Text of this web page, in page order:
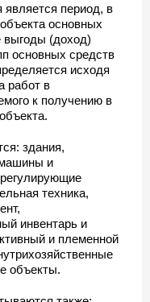
является период, в
основных
выгоды (доход)
основных средств
исходя
работ в
к получению в
здания,
и
техника,
инвентарь и
и племенной
объекты.